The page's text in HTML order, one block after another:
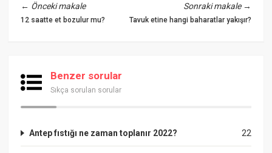
← Önceki makale
12 saatte et bozulur mu?
Sonraki makale→
Tavuk etine hangi baharatlar yakışır?
Benzer sorular
Sıkça sorulan sorular
22
Antep fıstığı ne zaman toplanır 2022?